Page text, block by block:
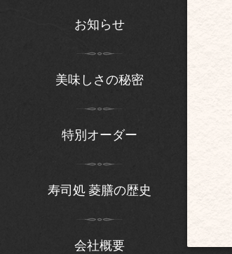
お知らせ
美味しさの秘密
特別オーダー
寿司処 菱膳の歴史
会社概要